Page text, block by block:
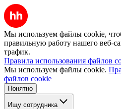
Мы используем файлы cookie,
правильную работу нашего веб-
трафик.
Правила использования файлов
Мы используем файлы cookie.
файлов cookie
Понятно
Ищу сотрудника